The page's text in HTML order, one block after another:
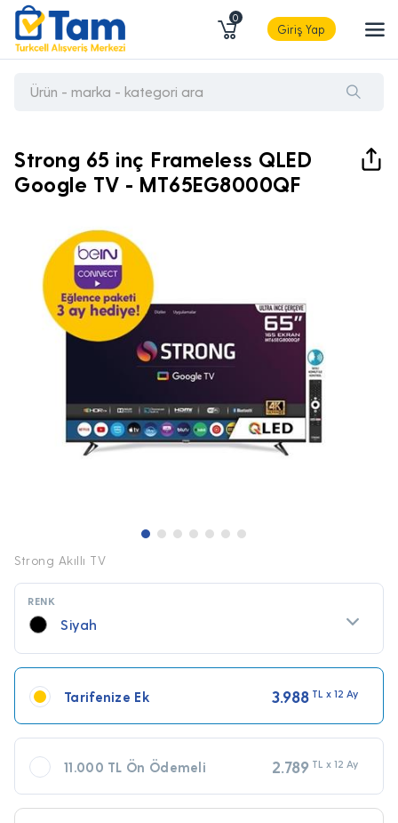
0
Giriş Yap
Strong 65 inç Frameless QLED
Google TV - MT65EG8000QF
Strong Akıllı TV
RENK
Siyah
Tarifenize Ek 3.988 TL x 12 Ay
11.000 TL Ön Ödemeli 2.789 TL x 12 Ay